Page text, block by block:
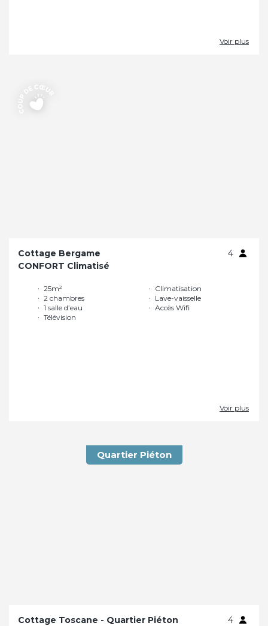
Voir plus
Cottage Bergame
4
CONFORT Climatisé
25m²
2 chambres
1 salle d’eau
Télévision
Climatisation
Lave-vaisselle
Accès Wifi
Voir plus
Quartier Piéton
Cottage Toscane - Quartier Piéton
4